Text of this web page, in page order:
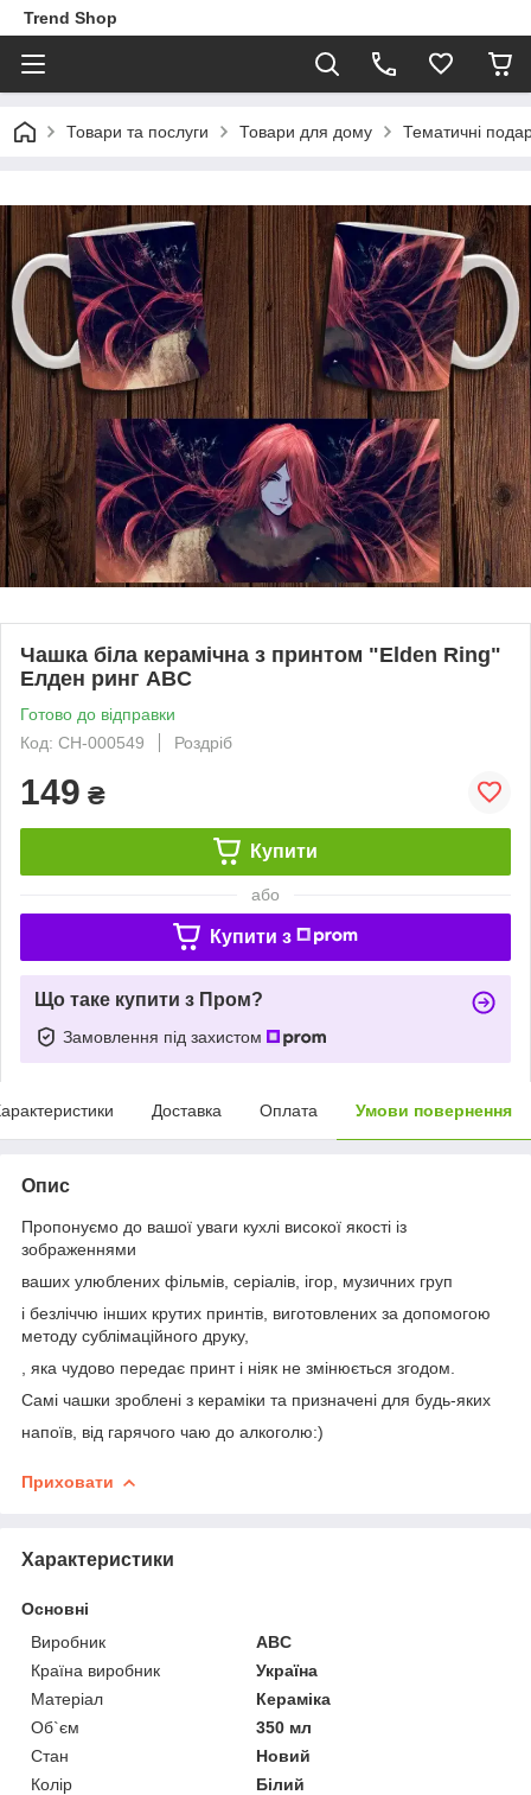
Trend Shop
Товари та послуги Товари для дому Тематичні
Чашка біла керамічна з принтом "Elden Ring"
Елден ринг ABC
Готово до відправки
Код: СH-000549
Роздріб
149 ₴
Купити
або
Купити з
Що таке купити з Пром?
Замовлення під захистом
Доставка Оплата Умови повернення
Опис
Пропонуємо до вашої уваги кухлі високої якості із
зображеннями
ваших улюблених фільмів, серіалів, ігор, музичних груп
і безліччю інших крутих принтів, виготовлених за допомогою
методу сублімаційного друку,
, яка чудово передає принт і ніяк не змінюється згодом.
Самі чашки зроблені з кераміки та призначені для будь-яких
напоїв, від гарячого чаю до алкоголю:)
Приховати
Характеристики
Основні
Виробник
ABC
Країна виробник
Україна
Матеріал
Кераміка
Об`єм
350 мл
Стан
Новий
Колір
Білий